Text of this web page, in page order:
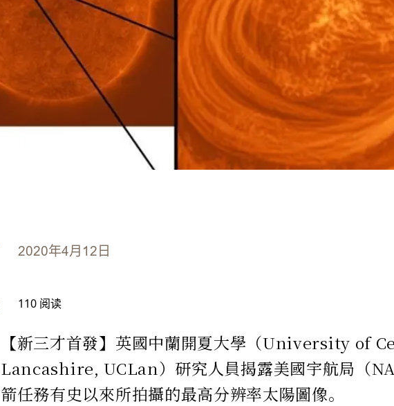
2020年4月12日
110 阅读
【新三才首發】英國中蘭開夏大學（University of
Lancashire, UCLan）研究人員揭露美國宇航局（
箭任務有史以來所拍攝的最高分辨率太陽圖像。